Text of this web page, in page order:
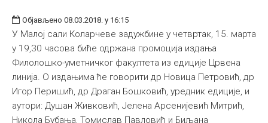
Објављено 08.03.2018. у 16:15
У Малој сали Коларчеве задужбине у четвртак, 15. марта
у 19,30 часова биће одржана промоција издања
Филолошко-уметничког факултета из едиције Црвена
линија. О издањима ће говорити др Новица Петровић, др
Игор Перишић, др Драган Бошковић, уредник едиције, и
аутори: Душан Живковић, Јелена Арсенијевић Митрић,
Никола Бубања, Томислав Павловић и Биљана